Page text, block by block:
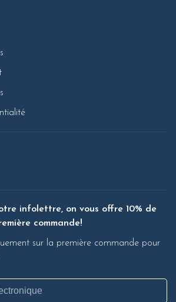
infolettre, on vous offre 10% de
commande!
sur la première commande pour